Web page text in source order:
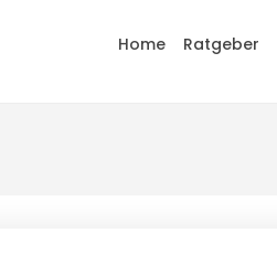
Home Ratgeber